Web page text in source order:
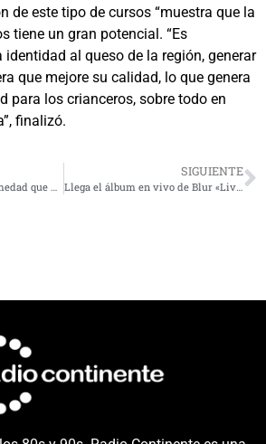
de este tipo de cursos “muestra que la
tiene un gran potencial. “Es
al queso de la región, generar
que mejore su calidad, lo que genera
para los crianceros, sobre todo en
finalizó.
La influenza: Una enfermedad que podemos evitar con precaución e información
SIGUIENTE
Llega el álbum en vivo de Blur «Live at Wembley Stadium»